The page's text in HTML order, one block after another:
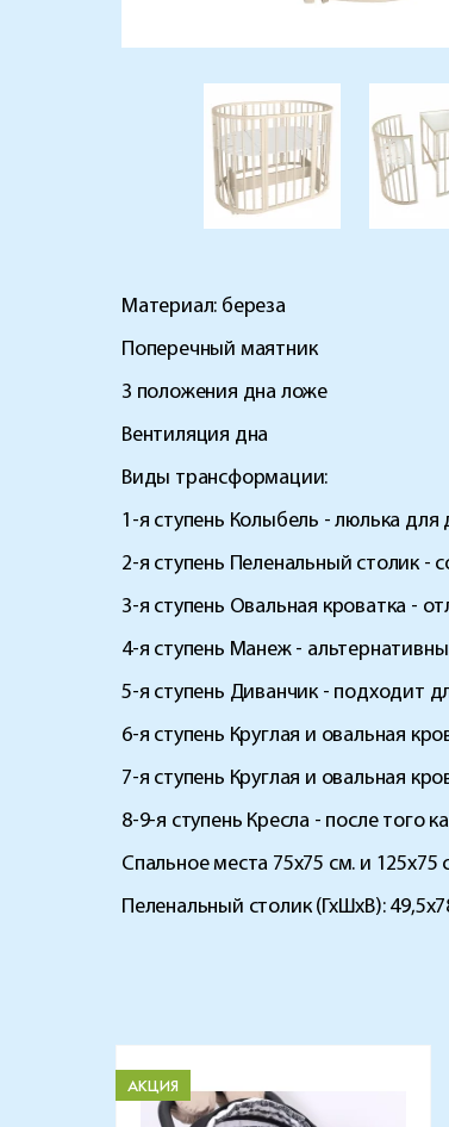
Материал: береза
Поперечный маятник
3 положения дна ложе
Вентиляция дна
Виды трансформации:
1-я ступень Колыбель - люлька
2-я ступень Пеленальный столик -
3-я ступень Овальная кроватка -
4-я ступень Манеж -
5-я ступень Диванчик - подходит
6-я ступень Круглая и овальная
7-я ступень Круглая и овальная
8-9-я ступень Кресла - после того
Спальное места 75х75 см. и
Пеленальный столик (ГхШхВ):
АКЦИЯ